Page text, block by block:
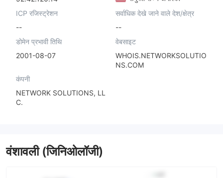
ICP रजिस्ट्रेशन
--
सर्वाधिक देखे जाने वाले देश/क्षेत्र
--
डोमेन प्रभावी तिथि
2001-08-07
वेबसाइट
WHOIS.NETWORKSOLUTIO
NS.COM
कंपनी
NETWORK SOLUTIONS, LL
C.
वंशावली (जिनिओलॉजी)